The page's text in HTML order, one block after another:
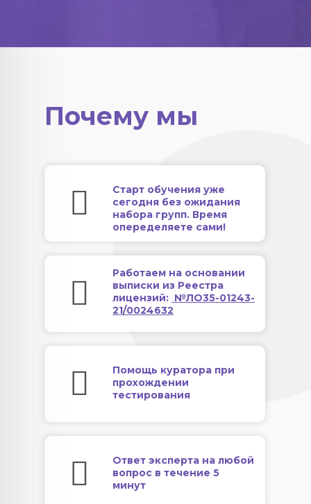
Почему мы
Старт обучения уже
сегодня без ожидания
набора групп. Время
опеределяете сами!
Работаем на основании
выписки из Реестра
лицензий: №ЛО35-01243-
21/0024632
Помощь куратора при
прохождении
тестирования
Ответ эксперта на любой
вопрос в течение 5
минут